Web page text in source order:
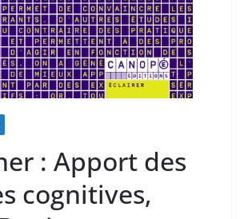
: Apport des
cognitives,